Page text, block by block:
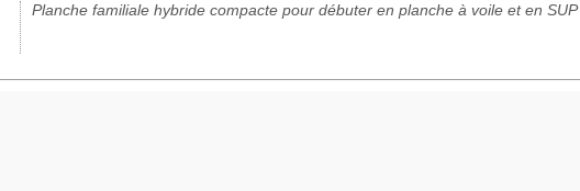
Planche familiale hybride compacte pour débuter en planche à voile et en SUP